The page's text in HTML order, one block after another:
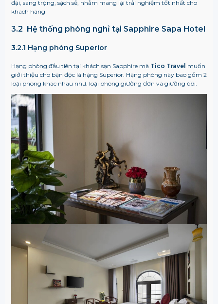
đại, sang trọng, sạch sẽ, nhằm mang lại trải nghiệm tốt nhất cho
khách hàng
3.2 Hệ thống phòng nghỉ tại Sapphire Sapa Hotel
3.2.1 Hạng phòng Superior
Hạng phòng đầu tiên tại khách sạn Sapphire mà Tico Travel muốn
giới thiệu cho bạn đọc là hạng Superior. Hạng phòng này bao gồm 2
loại phòng khác nhau như: loại phòng giường đơn và giường đôi.